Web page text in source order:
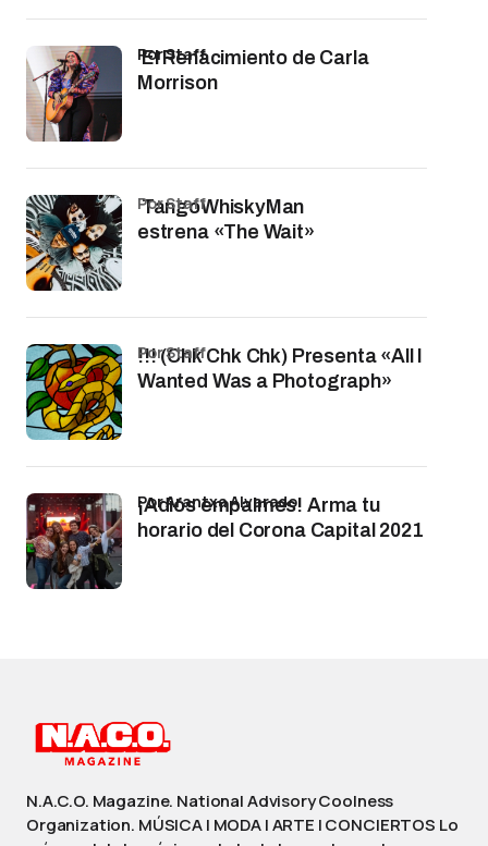
El Renacimiento de Carla
Morrison
por Staff
TangoWhiskyMan
estrena «The Wait»
por Staff
!!! (Chk Chk Chk) Presenta «All I
Wanted Was a Photograph»
por Staff
¡Adiós empalmes! Arma tu
horario del Corona Capital 2021
por Arantxa Alvarado
N.A.C.O. Magazine. National Advisory Coolness
Organization. MÚSICA | MODA | ARTE | CONCIERTOS Lo